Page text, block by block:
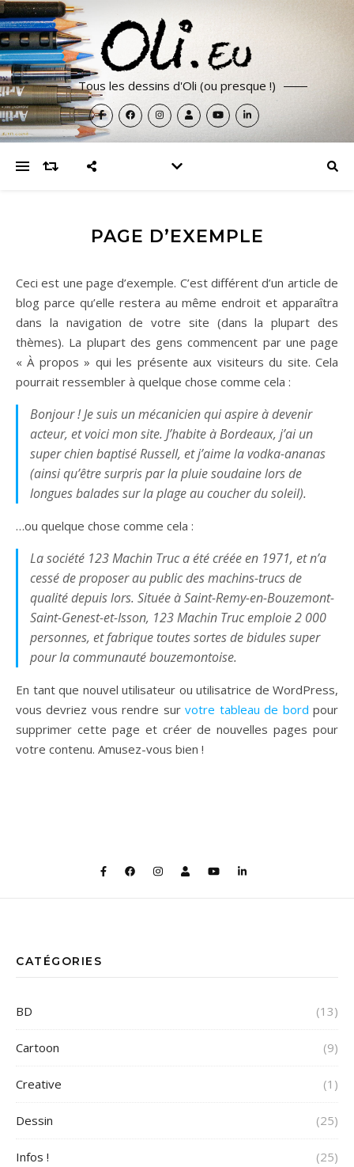
Tous les dessins d'Oli (ou presque !)
PAGE D’EXEMPLE
Ceci est une page d’exemple. C’est différent d’un article de
blog parce qu’elle restera au même endroit et apparaîtra
dans la navigation de votre site (dans la plupart des
thèmes). La plupart des gens commencent par une page
« À propos » qui les présente aux visiteurs du site. Cela
pourrait ressembler à quelque chose comme cela :
Bonjour ! Je suis un mécanicien qui aspire à devenir
acteur, et voici mon site. J’habite à Bordeaux, j’ai un
super chien baptisé Russell, et j’aime la vodka-ananas
(ainsi qu’être surpris par la pluie soudaine lors de
longues balades sur la plage au coucher du soleil).
…ou quelque chose comme cela :
La société 123 Machin Truc a été créée en 1971, et n’a
cessé de proposer au public des machins-trucs de
qualité depuis lors. Située à Saint-Remy-en-Bouzemont-
Saint-Genest-et-Isson, 123 Machin Truc emploie 2 000
personnes, et fabrique toutes sortes de bidules super
pour la communauté bouzemontoise.
En tant que nouvel utilisateur ou utilisatrice de WordPress,
vous devriez vous rendre survotre tableau de bord pour
supprimer cette page et créer de nouvelles pages pour
votre contenu. Amusez-vous bien !
CATÉGORIES
BD (13)
Cartoon (9)
Creative (1)
Dessin (25)
Infos ! (25)